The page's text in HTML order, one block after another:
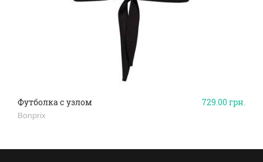
729.00грн.
Футболка с узлом
Bonprix